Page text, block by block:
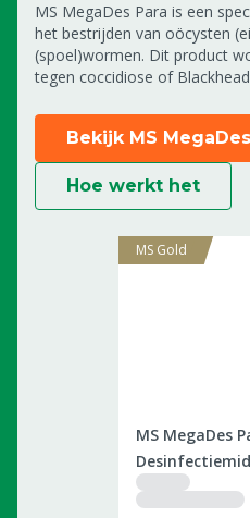
MS MegaDes Para is een
het bestrijden van oöcysten
(spoel)wormen. Dit product
tegen coccidiose of
Bekijk MS
Hoe werkt het
MS Gold
MS MegaDes